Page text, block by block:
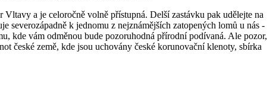
a je celoročně volně přístupná. Delší zastávku pak udělejte na
severozápadně k jednomu z nejznámějších zatopených lomů u nás -
kde vám odměnou bude pozoruhodná přírodní podívaná. Ale pozor,
české země, kde jsou uchovány české korunovační klenoty, sbírka